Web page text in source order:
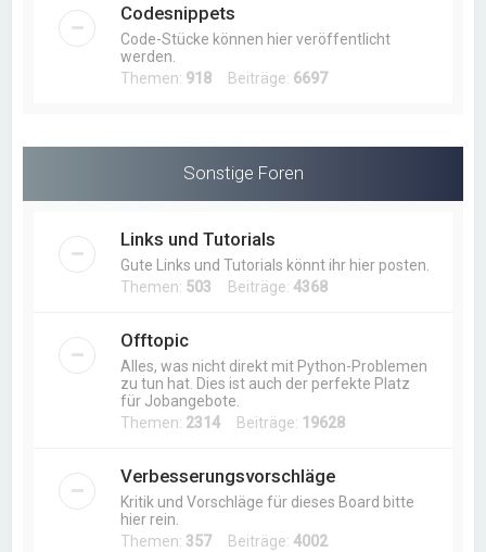
Codesnippets
Code-Stücke können hier veröffentlicht
werden.
Themen: 918 Beiträge: 6697
Sonstige Foren
Links und Tutorials
Gute Links und Tutorials könnt ihr hier posten.
Themen: 503 Beiträge:4368
Offtopic
Alles, was nicht direkt mit Python-Problemen
zu tun hat. Dies ist auch der perfekte Platz
für Jobangebote.
Themen: 2314 Beiträge: 19628
Verbesserungsvorschläge
Kritik und Vorschläge für dieses Board bitte
hier rein.
Themen: 357Beiträge:4002